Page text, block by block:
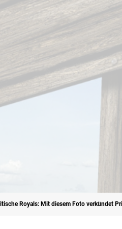
Royals: Mit diesem Foto verkündet